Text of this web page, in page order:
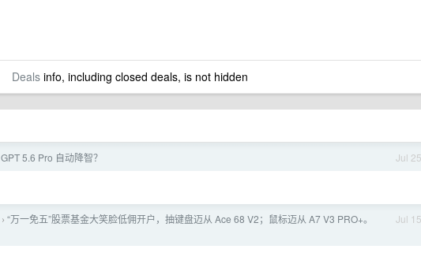
Dealsinfo, including closed deals, is not hidden
Jul 25
GPT 5.6 Pro 自动降智？
Jul 15
› “万一免五”股票基金大笑脸低佣开户，抽键盘迈从 Ace 68 V2；鼠标迈从 A7 V3 PRO+。